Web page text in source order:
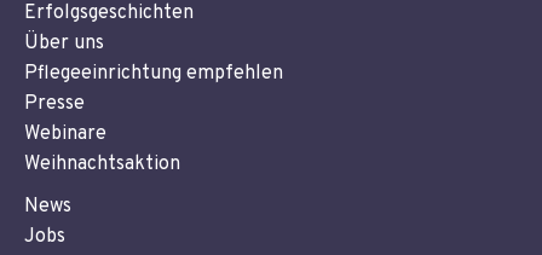
Erfolgsgeschichten
Über uns
Pflegeeinrichtung empfehlen
Presse
Webinare
Weihnachtsaktion
News
Jobs